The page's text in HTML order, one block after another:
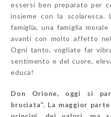
essersi ben preparato per
insieme con la scolaresca.
famiglia, una famiglia
avanti con molto affetto
Ogni tanto, vogliate far
sentimento e del cuore,
educa!
Don Orione, oggi si
bruciata”. La maggior